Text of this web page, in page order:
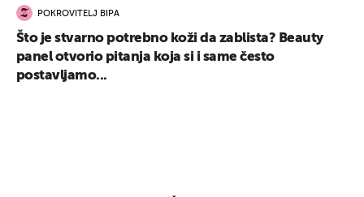
POKROVITELJ BIPA
Što je stvarno potrebno koži da zablista? Beauty
panel otvorio pitanja koja si i same često
postavljamo...